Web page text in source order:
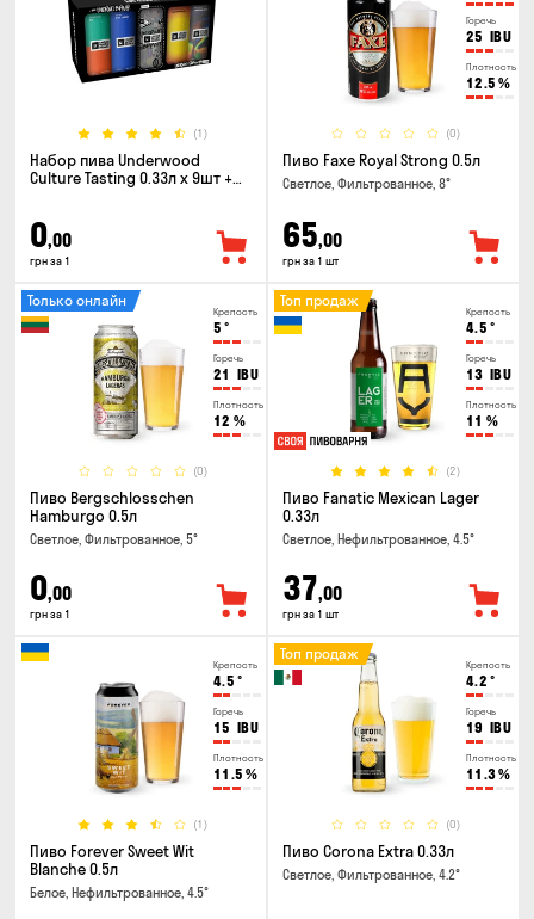
(1)
Набор пива Underwood
Culture Tasting 0.33л x 9шт +
0,00
грн за 1
Горечь
25 IBU
Плотность
12.5 %
(0)
Пиво Faxe Royal Strong 0.5л
Светлое, Фильтрованное, 8°
65,00
грн за 1 шт
Крепость
5 °
Горечь
21 IBU
Плотность
12 %
(0)
Только онлайн
Пиво Bergschlosschen
Hamburgo 0.5л
Светлое, Фильтрованное, 5°
0,00
грн за 1
Крепость
4.5 °
Горечь
13 IBU
Плотность
11 %
(2)
Топ продаж
Пиво Fanatic Mexican Lager
0.33л
Светлое, Нефильтрованное, 4.5°
37,00
грн за 1 шт
Крепость
4.5 °
Горечь
15 IBU
Плотность
11.5 %
(1)
Пиво Forever Sweet Wit
Blanche 0.5л
Белое, Нефильтрованное, 4.5°
Крепость
4.2 °
Горечь
19 IBU
Плотность
11.3%
(0)
Топ продаж
Пиво Corona Extra 0.33л
Светлое, Фильтрованное, 4.2°